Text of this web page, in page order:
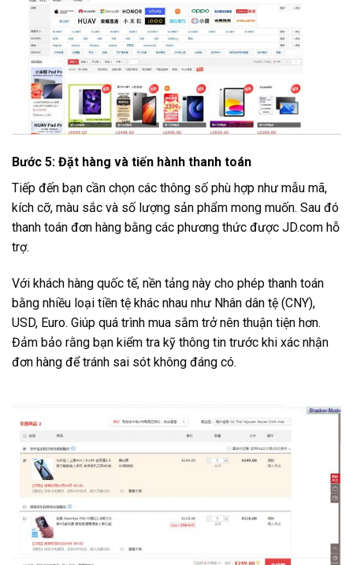
Bước 5: Đặt hàng và tiến hành thanh toán
Tiếp đến bạn cần chọn các thông số phù hợp như mẫu mã,
kích cỡ, màu sắc và số lượng sản phẩm mong muốn. Sau đó
thanh toán đơn hàng bằng các phương thức được JD.com hỗ
trợ.
Với khách hàng quốc tế, nền tảng này cho phép thanh toán
bằng nhiều loại tiền tệ khác nhau như Nhân dân tệ (CNY),
USD, Euro. Giúp quá trình mua sắm trở nên thuận tiện hơn.
Đảm bảo rằng bạn kiểm tra kỹ thông tin trước khi xác nhận
đơn hàng để tránh sai sót không đáng có.